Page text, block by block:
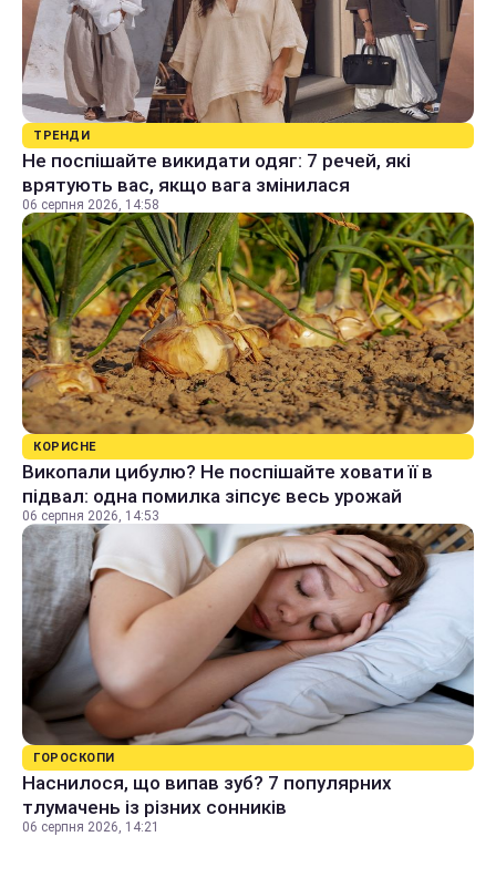
ТРЕНДИ
Не поспішайте викидати одяг: 7 речей, які
врятують вас, якщо вага змінилася
06 серпня 2026, 14:58
КОРИСНЕ
Викопали цибулю? Не поспішайте ховати її в
підвал: одна помилка зіпсує весь урожай
06 серпня 2026, 14:53
ГОРОСКОПИ
Наснилося, що випав зуб? 7 популярних
тлумачень із різних сонників
06 серпня 2026, 14:21